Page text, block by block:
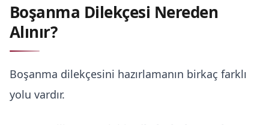
Boşanma Dilekçesi Nereden
Alınır?
Boşanma dilekçesini hazırlamanın birkaç farklı
yolu vardır.